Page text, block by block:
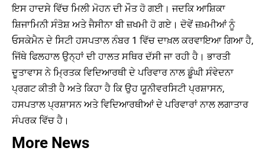
ਇਸ ਹਾਦਸੇ ਵਿੱਚ ਮਿਲੀ ਮੋਹਨ ਦੀ ਮੌਤ ਹੋ ਗਈ। ਜਦਕਿ ਆਸ਼ਿਕਾ
ਸ਼ਿਜਾਮਿਨੀ ਸੰਤੋਸ਼ ਅਤੇ ਜੈਸੀਨਾ ਬੀ ਜ਼ਖਮੀ ਹੋ ਗਏ। ਦੋਵੇਂ ਜ਼ਖ਼ਮੀਆਂ ਨੂੰ
ਓਸਕੇਮੈਨ ਦੇ ਸਿਟੀ ਹਸਪਤਾਲ ਨੰਬਰ 1 ਵਿੱਚ ਦਾਖ਼ਲ ਕਰਵਾਇਆ ਗਿਆ ਹੈ,
ਜਿੱਥੇ ਫਿਲਹਾਲ ਉਨ੍ਹਾਂ ਦੀ ਹਾਲਤ ਸਥਿਰ ਦੱਸੀ ਜਾ ਰਹੀ ਹੈ। ਭਾਰਤੀ
ਦੂਤਾਵਾਸ ਨੇ ਮ੍ਰਿਤਕ ਵਿਦਿਆਰਥੀ ਦੇ ਪਰਿਵਾਰ ਨਾਲ ਡੂੰਘੀ ਸੰਵੇਦਨਾ
ਪ੍ਰਗਟ ਕੀਤੀ ਹੈ ਅਤੇ ਕਿਹਾ ਹੈ ਕਿ ਉਹ ਯੂਨੀਵਰਸਿਟੀ ਪ੍ਰਸ਼ਾਸਨ,
ਹਸਪਤਾਲ ਪ੍ਰਸ਼ਾਸਨ ਅਤੇ ਵਿਦਿਆਰਥੀਆਂ ਦੇ ਪਰਿਵਾਰਾਂ ਨਾਲ ਲਗਾਤਾਰ
ਸੰਪਰਕ ਵਿੱਚ ਹੈ।
More News